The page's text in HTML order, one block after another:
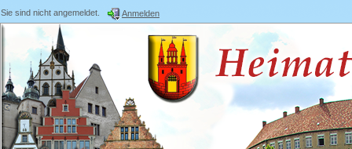
Sie sind nicht angemeldet. Anmelden